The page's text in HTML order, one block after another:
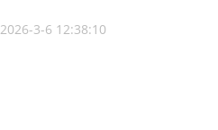
2026-3-6 12:38:10